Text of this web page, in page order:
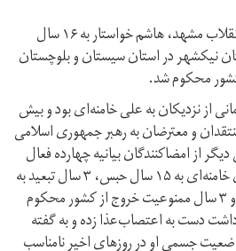
براساس حکم شعبه ۴ دادگاه انقلاب مشهد، هاشم خواستار به ۱۶ سال
نیکشهر در استان سیستان و بلوچستان
از نزدیکان به علی خامنه‌ای بود و بیش
و معترضان به رهبر جمهوری اسلامی
از امضاکنندگان بیانیه چهارده فعال
سیاسی و مدنی برای استعفای خامنه‌ای به ۱۵ سال حبس، ۳ سال تبعید به
شهر ایذه در استان خوزستان و ۳ سال ممنوعیت خروج از کشور محکوم
دست به اعتصاب‌عذا زده و به گفته